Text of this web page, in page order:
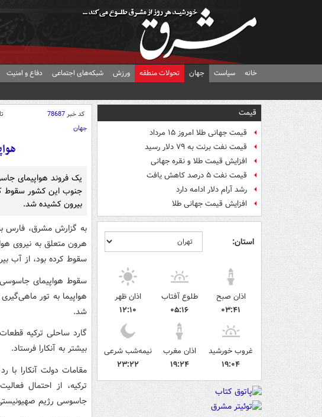
خانه سیاست جهان تحولات منطقه ورزش شبکه‌های اجتماعی دفاع و امنیت
قیمت
قیمت جهانی طلا امروز ۱۵ مرداد
قیمت نفت برنت به ۷۹ دلار رسید
افزایش قیمت طلا و نقره جهانی
قیمت نفت ۵ درصد کاهش یافت
رشد آرام دلار ادامه دارد
افزایش قیمت جهانی طلا
استان:
اذان صبح
۰۳:۴۱
طلوع آفتاب
۰۵:۱۶
اذان ظهر
۱۲:۱۰
غروب خورشید
۱۹:۰۴
اذان مغرب
۱۹:۲۴
نیمه‌شب شرعی
۲۳:۲۲
کد خبر78687
جهان
یک فروند هواپیمای
جنوب این کشور سقوط
بیرون کشیده شد.
به گزارش مشرق، فارس
هرون متعلق به نیروی
سقوط کرده بود، از آب
سقوط هواپیمای
هواپیما به تور
شد.
گارد ساحلی ترکیه
بیشتر به آنکارا فرستاد.
مقامات دولت آنکارا با
ترکیه، از احتمال
جاسوسی رژیم